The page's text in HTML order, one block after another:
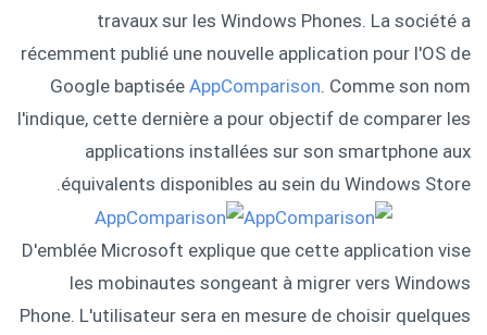
travaux sur les Windows Phones. La société a
récemment publié une nouvelle application pour l'OS de
Google baptisée AppComparison. Comme son nom
l'indique, cette dernière a pour objectif de comparer les
applications installées sur son smartphone aux
équivalents disponibles au sein du Windows Store.
D'emblée Microsoft explique que cette application vise
les mobinautes songeant à migrer vers Windows
Phone. L'utilisateur sera en mesure de choisir quelques